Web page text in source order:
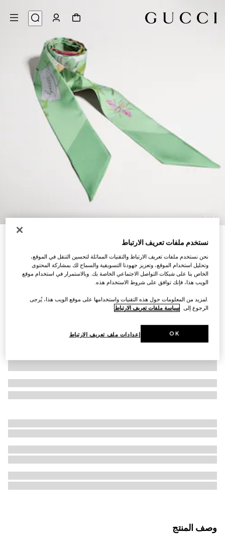
1
/
3
ربطة من تويل الحرير مزيّن بطبعات
تنويعاتمتعدد الألوان
وصف المنتج
نستخدم ملفات تعريف الارتباط
نحن نستخدم ملفات تعريف الارتباط والتقنيات المماثلة لتحسين التنقل في الموقع،
وتحليل استخدام الموقع، وتعزيز جهودنا التسويقية والسماح لك بمشاركة المحتوى
الخاص بنا على شبكات التواصل الاجتماعي الخاصة بك. وبالاستمرار في استخدام موقع
الويب هذا، فإنك توافق على شروط الاستخدام هذه.
.لمزيد من المعلومات حول هذه التقنيات واستخدامها على موقع الويب هذا، يُرجى
الرجوع إلى سياسة ملفات تعريف الارتباط
إعدادات ملف تعريف الارتباط OK